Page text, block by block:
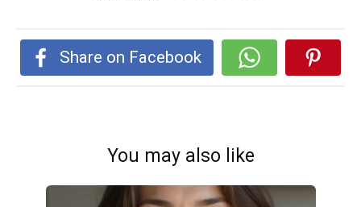
Share on Facebook
You may also like